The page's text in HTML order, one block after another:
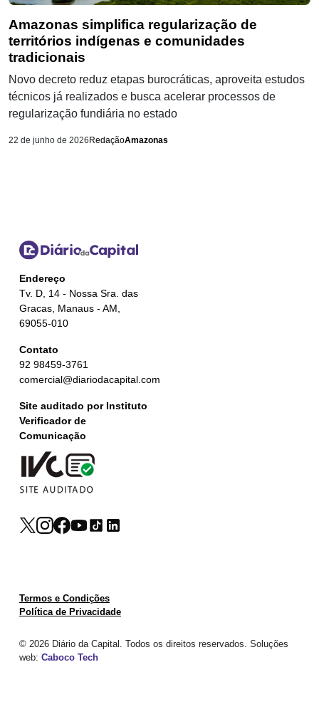
Amazonas simplifica regularização de
territórios indígenas e comunidades
tradicionais
Novo decreto reduz etapas burocráticas, aproveita estudos
técnicos já realizados e busca acelerar processos de
regularização fundiária no estado
22 de junho de 2026 RedaçãoAmazonas
Endereço
Tv. D, 14 - Nossa Sra. das
Gracas, Manaus - AM,
69055-010
Contato
92 98459-3761
comercial@diariodacapital.com
Site auditado por Instituto
Verificador de
Comunicação
© 2026 Diário da Capital. Todos os direitos reservados. Soluções
web: Caboco Tech
Termos e Condições
Política de Privacidade